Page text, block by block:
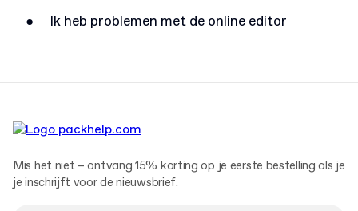
● Ik heb problemen met de online editor
Mis het niet – ontvang 15% korting op je eerste bestelling als je
je inschrijft voor de nieuwsbrief.